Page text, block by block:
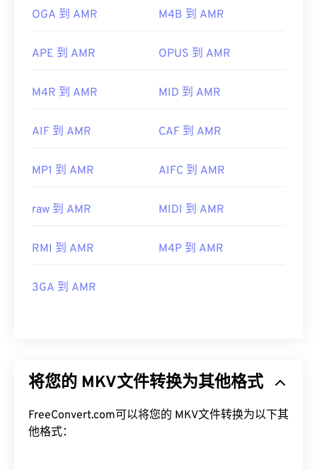
OGA 到 AMR M4B 到 AMR
APE 到 AMR OPUS 到 AMR
M4R 到 AMR MID 到 AMR
AIF 到 AMR CAF 到 AMR
MP1 到 AMR AIFC 到 AMR
raw 到 AMR MIDI 到 AMR
RMI 到 AMR M4P 到 AMR
3GA 到 AMR
将您的 MKV文件转换为其他格式
FreeConvert.com可以将您的 MKV文件转换为以下其
他格式：